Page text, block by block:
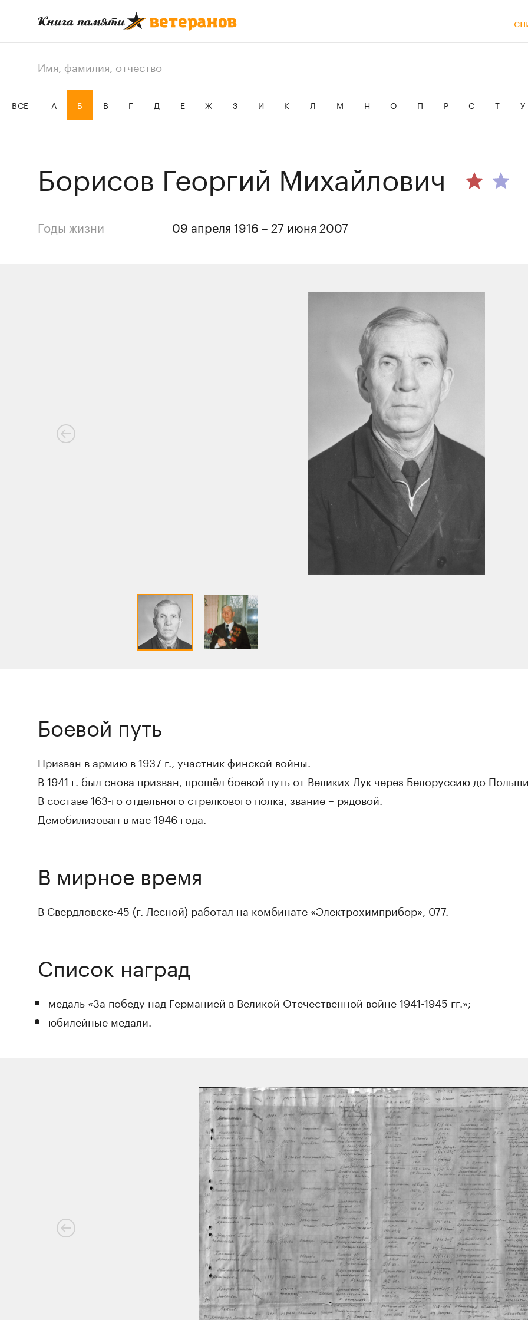
ВСЕ А Б В Г Д Е Ж З И К Л М Н О П Р С Т У
Борисов Георгий Михайлович
Годы жизни 09 апреля 1916 – 27 июня 2007
Боевой путь
Призван в армию в 1937 г., участник финской войны.
В 1941 г. был снова призван, прошёл боевой путь от Великих Лук через Белоруссию до
В составе 163-го отдельного стрелкового полка, звание – рядовой.
Демобилизован в мае 1946 года.
В мирное время
В Свердловске-45 (г. Лесной) работал на комбинате «Электрохимприбор», 077.
Список наград
медаль «За победу над Германией в Великой Отечественной войне 1941-1945 гг.»;
юбилейные медали.